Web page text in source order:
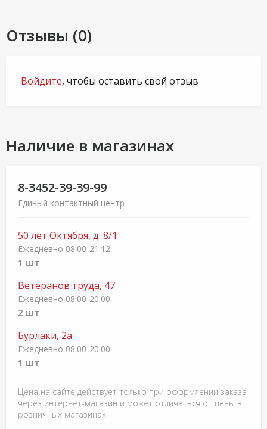
Отзывы (0)
Войдите, чтобы оставить свой отзыв
Наличие в магазинах
8-3452-39-39-99
Единый контактный центр
50 лет Октября, д. 8/1
Ежедневно 08:00-21:12
1 шт
Ветеранов труда, 47
Ежедневно 08:00-20:00
2 шт
Бурлаки, 2а
Ежедневно 08:00-20:00
1 шт
Цена на сайте действует только при оформлении заказа
через интернет-магазин и может отличаться от цены в
розничных магазинах